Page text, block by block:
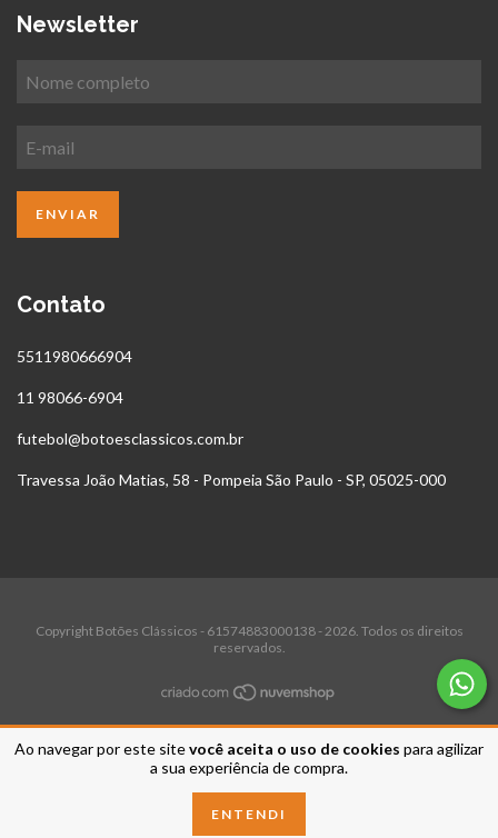
Ao navegar por este sitevocê aceita o uso de cookies para agilizar
a sua experiência de compra.
ENTENDI
Newsletter
Contato
5511980666904
11 98066-6904
futebol@botoesclassicos.com.br
Travessa João Matias, 58 - Pompeia São Paulo - SP, 05025-000
Copyright Botões Clássicos - 61574883000138 - 2026. Todos os direitos
reservados.